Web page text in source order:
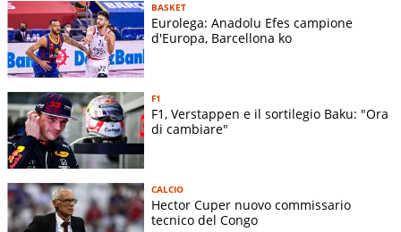
BASKET
Eurolega: Anadolu Efes campione
d'Europa, Barcellona ko
F1
F1, Verstappen e il sortilegio Baku: "Ora
di cambiare"
CALCIO
Hector Cuper nuovo commissario
tecnico del Congo